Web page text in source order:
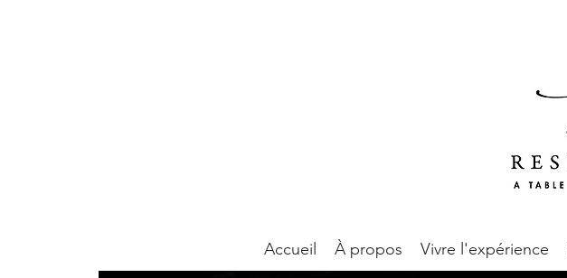
Accueil À propos Vivre l'expérience